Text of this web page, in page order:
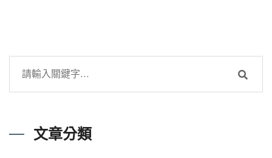
文章分類